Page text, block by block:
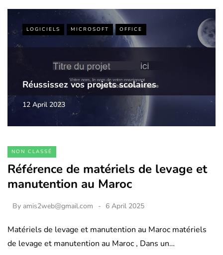
LOGICIELS MICROSOFT OFFICE
Réussissez vos projets scolaires
12 April 2023
NON CLASSÉ
Référence de matériels de levage et
manutention au Maroc
By amis2web@gmail.com 6 April 2025
Matériels de levage et manutention au Maroc matériels
de levage et manutention au Maroc , Dans un…